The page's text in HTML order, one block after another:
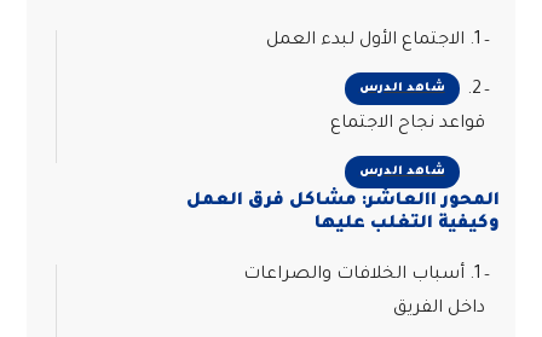
شاهد الدرس
2.
قواعد نجاح الاجتماع
شاهد الدرس
المحور االعاشر: مشاكل فرق العمل
وكيفية التغلب عليها
1. أسباب الخلافات والصراعات
داخل الفريق